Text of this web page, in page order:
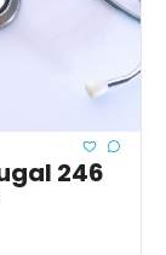
246